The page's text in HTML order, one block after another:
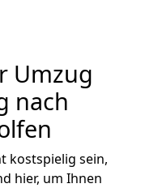
Umzug
nach
kostspielig sein,
hier, um Ihnen